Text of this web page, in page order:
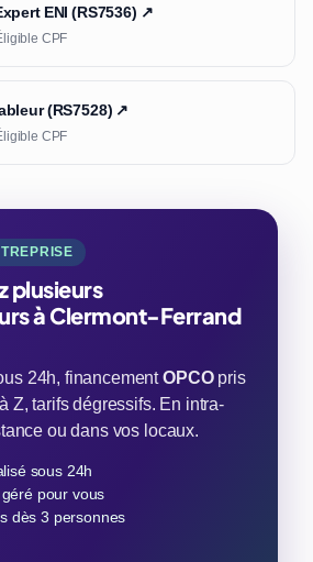
ENI (RS7536) ↗
CPF
(RS7528) ↗
CPF
plusieurs
à Clermont-Ferrand
24h, financementOPCOpris
Z, tarifs dégressifs. En intra-
ou dans vos locaux.
sous 24h
pour vous
dès 3 personnes